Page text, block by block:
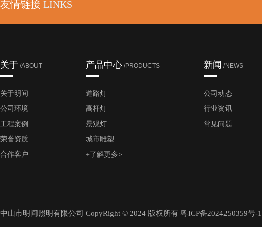
友情链接 LINKS
关于 /ABOUT
关于明间
公司环境
工程案例
荣誉资质
合作客户
产品中心 /PRODUCTS
道路灯
高杆灯
景观灯
城市雕塑
+了解更多>
新闻 /NEWS
公司动态
行业资讯
常见问题
中山市明间照明有限公司 CopyRight © 2024 版权所有 粤ICP备2024250359号-1